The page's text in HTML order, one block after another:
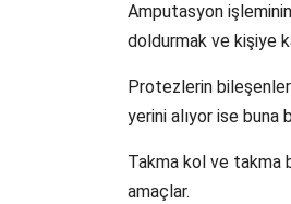
Amputasyon
doldurmak ve kişiye
Protezlerin
yerini alıyor ise buna
Takma kol ve takma
amaçlar.